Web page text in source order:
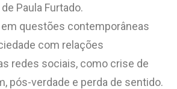
Paula Furtado.
questões contemporâneas
com relações
redes sociais, como crise de
pós-verdade e perda de sentido.